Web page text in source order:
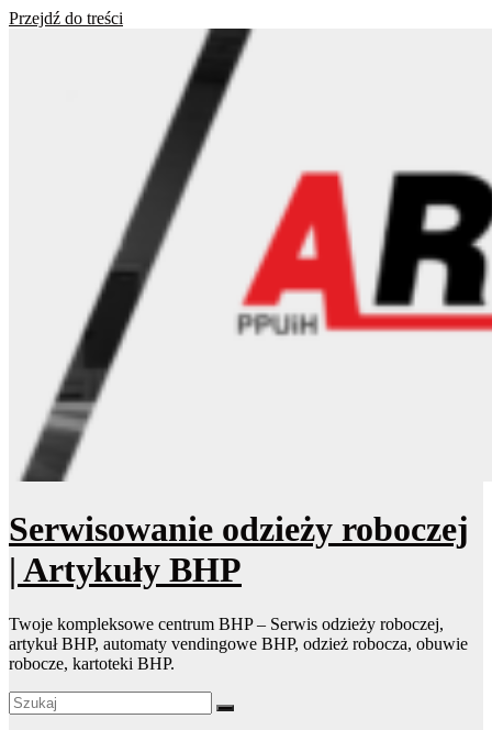
Przejdź do treści
Serwisowanie odzieży roboczej
| Artykuły BHP
Twoje kompleksowe centrum BHP – Serwis odzieży roboczej,
artykuł BHP, automaty vendingowe BHP, odzież robocza, obuwie
robocze, kartoteki BHP.